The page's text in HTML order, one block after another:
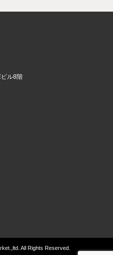
ル8階
All Rights Reserved.